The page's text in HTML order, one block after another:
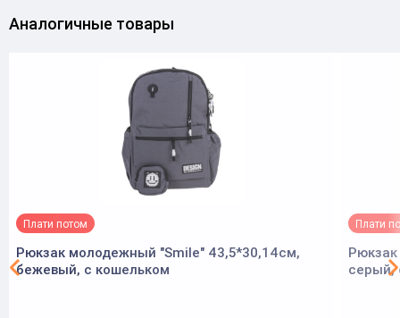
Аналогичные товары
Плати потом
Рюкзак молодежный "Smile" 43,5*30,14см,
бежевый, с кошельком
Плати
серый,